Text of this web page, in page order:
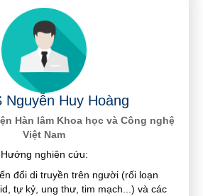
Nguyễn Huy Hoàng
Hàn lâm Khoa học và Công nghệ
Việt Nam
Hướng nghiên cứu:
đổi di truyền trên người (rối loạn
tự kỷ, ung thư, tim mạch...) và các